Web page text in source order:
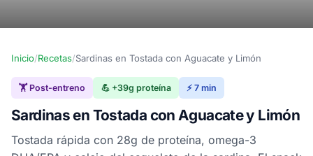
Inicio/Recetas/Sardinas en Tostada con Aguacate y Limón
🏋️ Post-entreno 💪 +39g proteína ⚡ 7 min
Sardinas en Tostada con Aguacate y Limón
Tostada rápida con 28g de proteína, omega-3